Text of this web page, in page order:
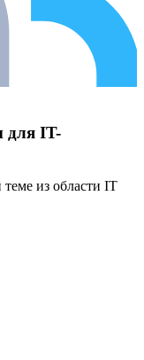
для IT-
из области IT